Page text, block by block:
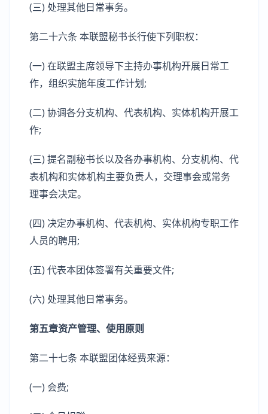
(三) 处理其他日常事务。
第二十六条 本联盟秘书长行使下列职权：
(一) 在联盟主席领导下主持办事机构开展日常工
作，组织实施年度工作计划;
(二) 协调各分支机构、代表机构、实体机构开展工
作;
(三) 提名副秘书长以及各办事机构、分支机构、代
表机构和实体机构主要负责人，交理事会或常务
理事会决定。
(四) 决定办事机构、代表机构、实体机构专职工作
人员的聘用;
(五) 代表本团体签署有关重要文件;
(六) 处理其他日常事务。
第五章资产管理、使用原则
第二十七条 本联盟团体经费来源：
(一) 会费;